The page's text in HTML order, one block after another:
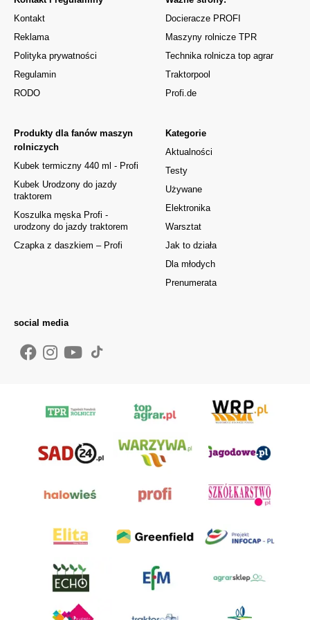
Kontakt
Reklama
Polityka prywatności
Regulamin
RODO
Kategorie
Aktualności
Testy
Używane
Elektronika
Warsztat
Jak to działa
Dla młodych
Prenumerata
Produkty dla fanów maszyn
rolniczych
Kubek termiczny 440 ml - Profi
Kubek Urodzony do jazdy
traktorem
Koszulka męska Profi -
urodzony do jazdy traktorem
Czapka z daszkiem – Profi
Docieracze PROFI
Maszyny rolnicze TPR
Technika rolnicza top agrar
Traktorpool
Profi.de
social media